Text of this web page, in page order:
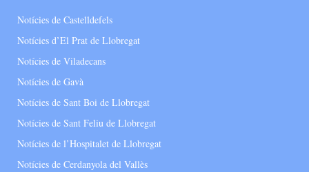
Notícies de Castelldefels
Notícies d’El Prat de Llobregat
Notícies de Viladecans
Notícies de Gavà
Notícies de Sant Boi de Llobregat
Notícies de Sant Feliu de Llobregat
Notícies de l’Hospitalet de Llobregat
Notícies de Cerdanyola del Vallès